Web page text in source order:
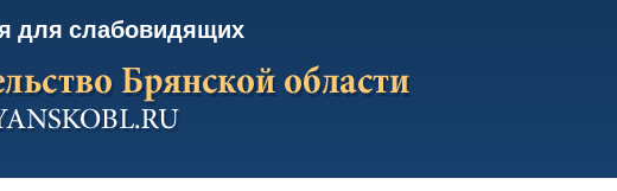
для слабовидящих